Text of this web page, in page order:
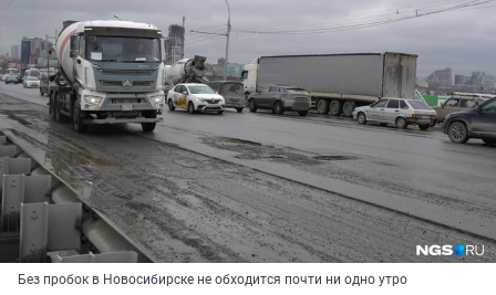
Без пробок в Новосибирске не обходится почти ни одно утро